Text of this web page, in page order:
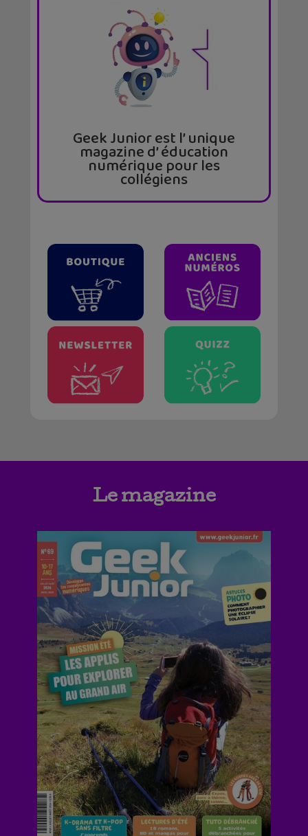
Geek Junior est l’ unique
magazine d’ éducation
numérique pour les
collégiens
Le magazine